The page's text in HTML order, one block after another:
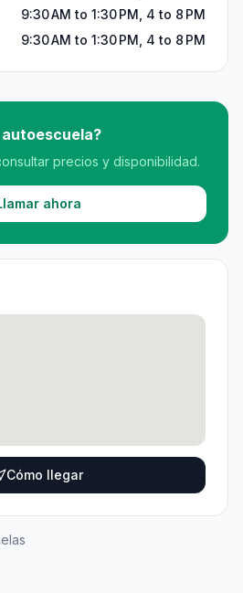
9:30 AM to 1:30 PM, 4 to 8 PM
9:30 AM to 1:30 PM, 4 to 8 PM
precios y disponibilidad.
ahora
Cómo llegar